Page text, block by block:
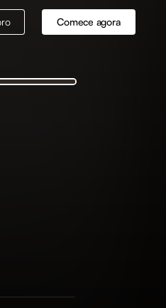
Comece agora